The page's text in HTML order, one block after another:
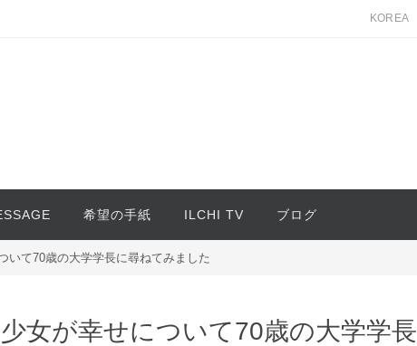
KOREA
希望の手紙 ILCHI TV ブログ
いて70歳の大学学長に尋ねてみました
女が幸せについて70歳の大学学長